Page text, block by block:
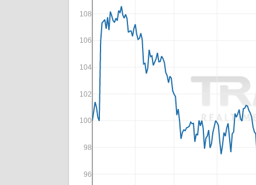
96
98
100
102
104
106
108